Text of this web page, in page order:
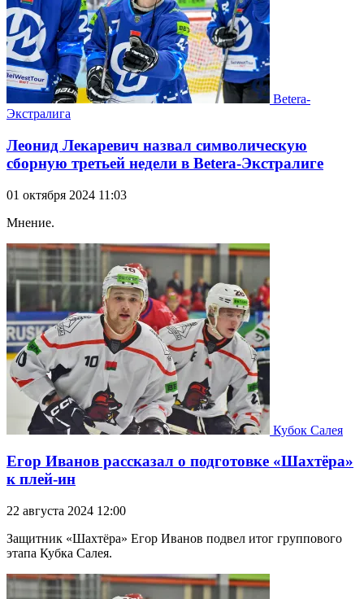
Betera-
Экстралига
Леонид Лекаревич назвал символическую
сборную третьей недели в Betera-Экстралиге
01 октября 2024 11:03
Мнение.
Кубок Салея
Егор Иванов рассказал о подготовке «Шахтёра»
к плей-ин
22 августа 2024 12:00
Защитник «Шахтёра» Егор Иванов подвел итог группового
этапа Кубка Салея.